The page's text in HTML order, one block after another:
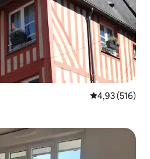
Prosječna
4,93 (516)